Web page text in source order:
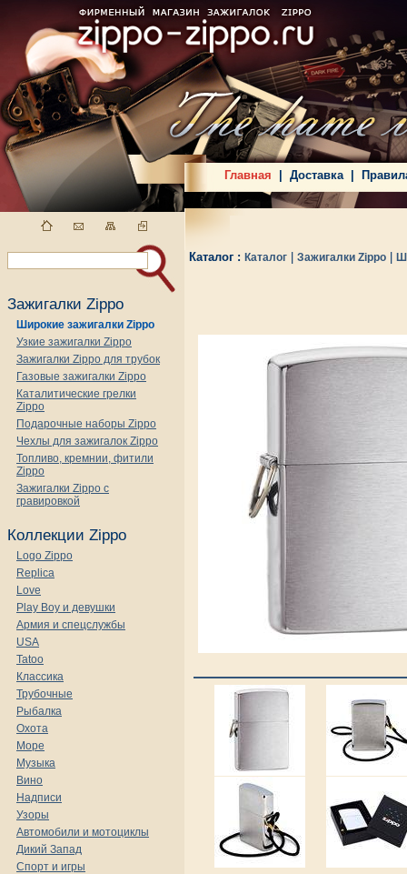
Главная Доставка
Зажигалки Zippo
Широкие зажигалки Zippo
Узкие зажигалки Zippo
Зажигалки Zippo для трубок
Газовые зажигалки Zippo
Каталитические грелки
Zippo
Подарочные наборы Zippo
Чехлы для зажигалок Zippo
Топливо, кремнии, фитили
Zippo
Зажигалки Zippo с
гравировкой
Коллекции Zippo
Logo Zippo
Replica
Love
Play Boy и девушки
Армия и спецслужбы
USA
Tatoo
Классика
Трубочные
Рыбалка
Охота
Море
Музыка
Вино
Надписи
Узоры
Автомобили и мотоциклы
Дикий Запад
Спорт и игры
Каталог : Каталог Зажигалки Zippo